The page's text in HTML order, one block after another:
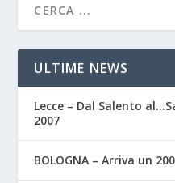
ULTIME NEWS
Lecce – Dal Salento
2007
BOLOGNA – Arriva un